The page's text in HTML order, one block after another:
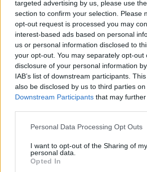
targeted advertising by us, please use
section to confirm your selection. Please
opt-out request is processed you may
interest-based ads based on personal
us or personal information disclosed to
your opt-out. You may separately opt-out
disclosure of your personal information
IAB’s list of downstream participants.
also be disclosed by us to third parties on
Downstream Participants that may
Please note that this website/app uses
not limited to your visit or usage
grant or deny consent to Google and its
use your data for below specified
Personal Data Processing Opt Outs
I want to opt-out of the Sharing of my
personal data.
Opted In
legkiemelkedőbbnek nevezhető
karácsonyi időszak, arra
ünnepi hangolódást néhány e köré
bensőséges, ugyanakkor sokak
jelentő időszak köré…